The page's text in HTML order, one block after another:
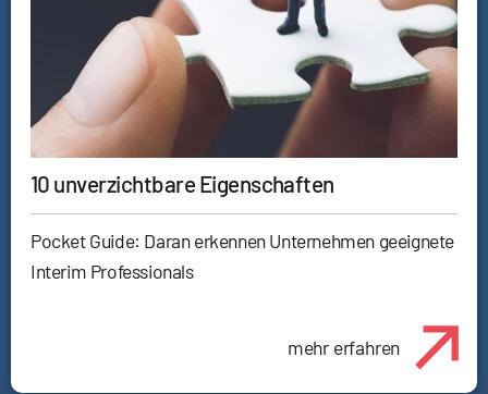
10 unverzichtbare Eigenschaften
Pocket Guide: Daran erkennen Unternehmen geeignete
Interim Professionals
mehr erfahren